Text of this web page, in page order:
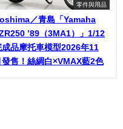
零件與用品
／青島「Yamaha
’89（3MA1）」1/12
成品摩托車模型2026年11
發售！絲綢白×VMAX藍2色